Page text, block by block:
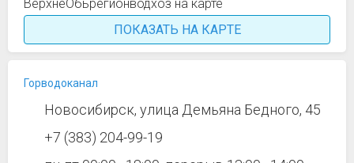
ПОКАЗАТЬ НА КАРТЕ
Горводоканал
Новосибирск, улица Демьяна Бедного, 45
+7 (383) 204-99-19